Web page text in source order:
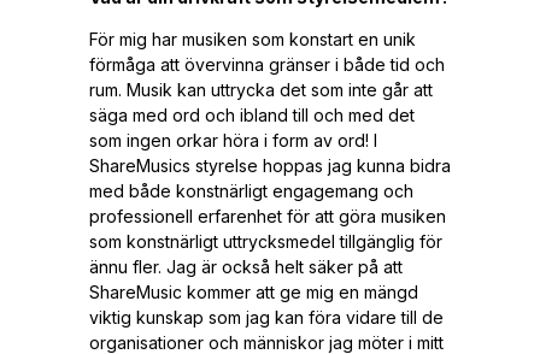
För mig har musiken som konstart en unik
förmåga att övervinna gränser i både tid och
rum. Musik kan uttrycka det som inte går att
säga med ord och ibland till och med det
som ingen orkar höra i form av ord! I
ShareMusics styrelse hoppas jag kunna bidra
med både konstnärligt engagemang och
professionell erfarenhet för att göra musiken
som konstnärligt uttrycksmedel tillgänglig för
ännu fler. Jag är också helt säker på att
ShareMusic kommer att ge mig en mängd
viktig kunskap som jag kan föra vidare till de
organisationer och människor jag möter i mitt